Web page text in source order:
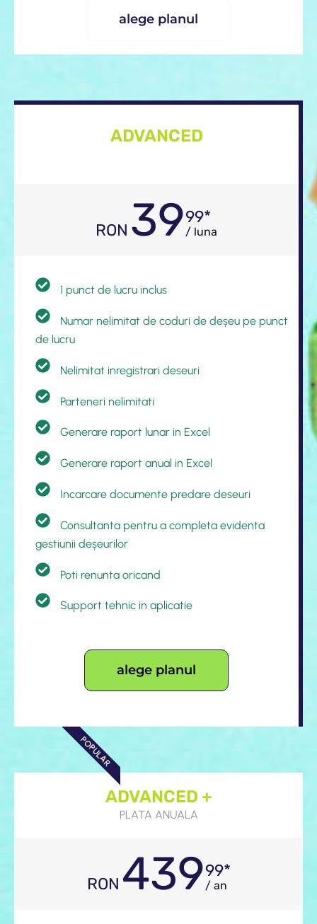
alege planul
ADVANCED
RON 3999*
/ luna
1 punct de lucru inclus
Numar nelimitat de coduri de deșeu pe punct
de lucru
Nelimitat inregistrari deseuri
Parteneri nelimitati
Generare raport lunar in Excel
Generare raport anual in Excel
Incarcare documente predare deseuri
Consultanta pentru a completa evidenta
gestiunii deșeurilor
Poti renunta oricand
Support tehnic in aplicatie
alege planul
POPULAR
ADVANCED +
PLATA ANUALA
RON 43999*
/ an